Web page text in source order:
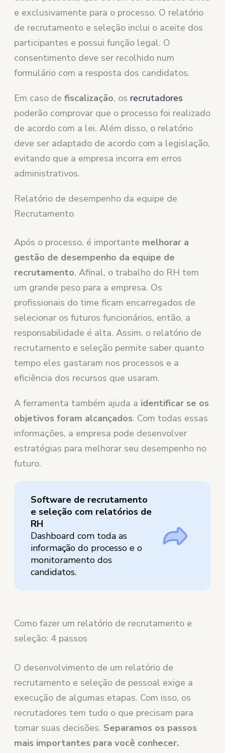
e exclusivamente para o processo. O relatório
de recrutamento e seleção inclui o aceite dos
participantes e possui função legal. O
consentimento deve ser recolhido num
formulário com a resposta dos candidatos.
Em caso defiscalização, os recrutadores
poderão comprovar que o processo foi realizado
de acordo com a lei. Além disso, o relatório
deve ser adaptado de acordo com a legislação,
evitando que a empresa incorra em erros
administrativos.
Relatório de desempenho da equipe de
Recrutamento
Após o processo, é importante melhorar a
gestão de desempenho da equipe de
recrutamento. Afinal, o trabalho do RH tem
um grande peso para a empresa. Os
profissionais do time ficam encarregados de
selecionar os futuros funcionários, então, a
responsabilidade é alta. Assim, o relatório de
recrutamento e seleção permite saber quanto
tempo eles gastaram nos processos e a
eficiência dos recursos que usaram.
A ferramenta também ajuda a identificar se os
objetivos foram alcançados. Com todas essas
informações, a empresa pode desenvolver
estratégias para melhorar seu desempenho no
futuro.
Software de recrutamento
e seleção com relatórios de
RH
Dashboard com toda as
informação do processo e o
monitoramento dos
candidatos.
Como fazer um relatório de recrutamento e
seleção: 4 passos
O desenvolvimento de um relatório de
recrutamento e seleção de pessoal exige a
execução de algumas etapas. Com isso, os
recrutadores tem tudo o que precisam para
tomar suas decisões. Separamos os passos
mais importantes para você conhecer.